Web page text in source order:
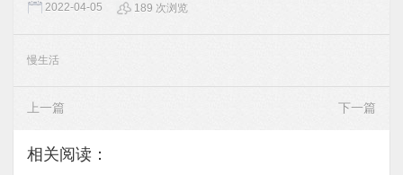
2022-04-05 189 次浏览
慢生活
上一篇 下一篇
相关阅读：